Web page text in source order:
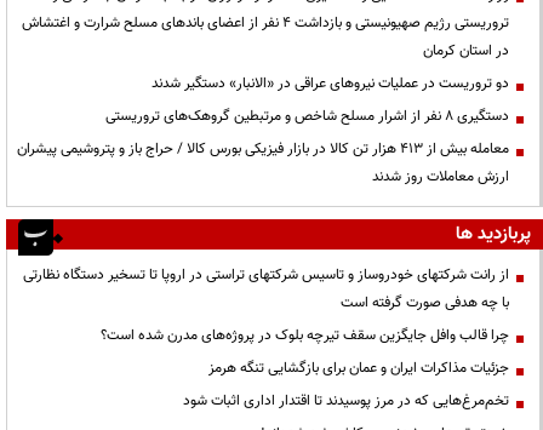
تروریستی رژیم صهیونیستی و بازداشت ۴ نفر از اعضای باندهای مسلح شرارت و اغتشاش
در استان کرمان
دو تروریست در عملیات نیروهای عراقی در «الانبار» دستگیر شدند
دستگیری ۸ نفر از اشرار مسلح شاخص و مرتبطین گروهک‌های تروریستی
معامله بیش از ۴۱۳ هزار تن کالا در بازار فیزیکی بورس کالا / حراج باز و پتروشیمی پیشران
ارزش معاملات روز شدند
پربازدید ها
از رانت‌ شرکتهای خودروساز و تاسیس شرکتهای تراستی در اروپا تا تسخیر دستگاه نظارتی
با چه هدفی صورت گرفته است
چرا قالب وافل جایگزین سقف تیرچه بلوک در پروژه‌های مدرن شده است؟
جزئیات مذاکرات ایران و عمان برای بازگشایی تنگه هرمز
تخم‌مرغ‌هایی که در مرز پوسیدند تا اقتدار اداری اثبات شود